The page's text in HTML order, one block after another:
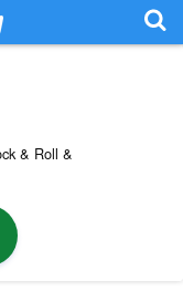
& Roll &